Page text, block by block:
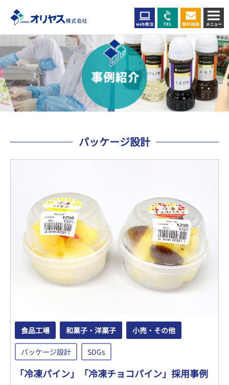
パッケージ設計
食品工場 和菓子・洋菓子 小売・その他
パッケージ設計 SDGs
「冷凍パイン」「冷凍チョコパイン」採用事例